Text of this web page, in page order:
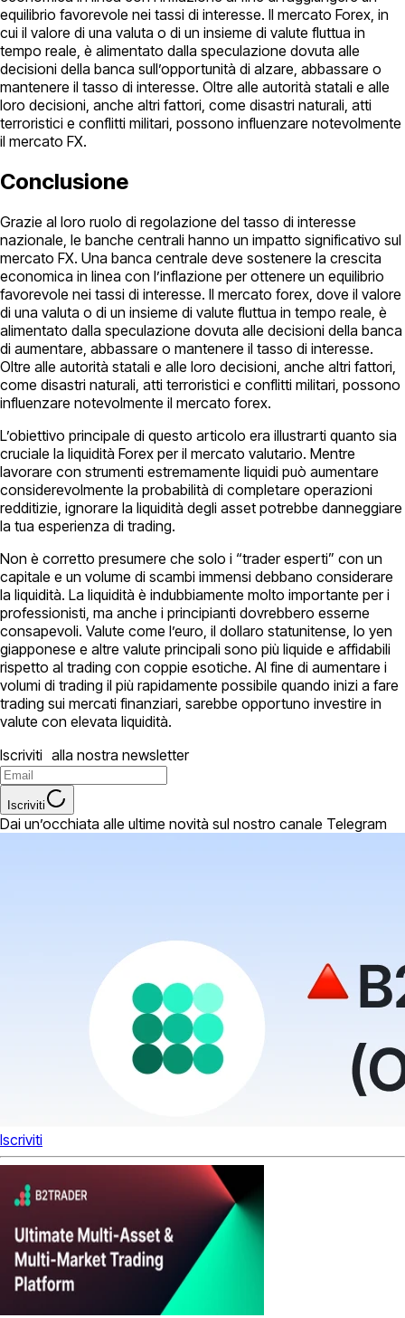
equilibrio favorevole nei tassi di interesse. Il mercato Forex, in
cui il valore di una valuta o di un insieme di valute fluttua in
tempo reale, è alimentato dalla speculazione dovuta alle
decisioni della banca sull’opportunità di alzare, abbassare o
mantenere il tasso di interesse. Oltre alle autorità statali e alle
loro decisioni, anche altri fattori, come disastri naturali, atti
terroristici e conflitti militari, possono influenzare notevolmente
il mercato FX.
Conclusione
Grazie al loro ruolo di regolazione del tasso di interesse
nazionale, le banche centrali hanno un impatto significativo sul
mercato FX. Una banca centrale deve sostenere la crescita
economica in linea con l’inflazione per ottenere un equilibrio
favorevole nei tassi di interesse. Il mercato forex, dove il valore
di una valuta o di un insieme di valute fluttua in tempo reale, è
alimentato dalla speculazione dovuta alle decisioni della banca
di aumentare, abbassare o mantenere il tasso di interesse.
Oltre alle autorità statali e alle loro decisioni, anche altri fattori,
come disastri naturali, atti terroristici e conflitti militari, possono
influenzare notevolmente il mercato forex.
L’obiettivo principale di questo articolo era illustrarti quanto sia
cruciale la liquidità Forex per il mercato valutario. Mentre
lavorare con strumenti estremamente liquidi può aumentare
considerevolmente la probabilità di completare operazioni
redditizie, ignorare la liquidità degli asset potrebbe danneggiare
la tua esperienza di trading.
Non è corretto presumere che solo i “trader esperti” con un
capitale e un volume di scambi immensi debbano considerare
la liquidità. La liquidità è indubbiamente molto importante per i
professionisti, ma anche i principianti dovrebbero esserne
consapevoli. Valute come l’euro, il dollaro statunitense, lo yen
giapponese e altre valute principali sono più liquide e affidabili
rispetto al trading con coppie esotiche. Al fine di aumentare i
volumi di trading il più rapidamente possibile quando inizi a fare
trading sui mercati finanziari, sarebbe opportuno investire in
valute con elevata liquidità.
Iscriviti alla nostra newsletter
Iscriviti
Dai un’occhiata alle ultime novità sul nostro canale Telegram
Iscriviti